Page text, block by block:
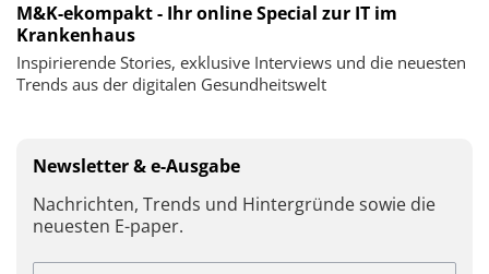
M&K-ekompakt - Ihr online Special zur IT im
Krankenhaus
Inspirierende Stories, exklusive Interviews und die neuesten
Trends aus der digitalen Gesundheitswelt
Newsletter & e-Ausgabe
Nachrichten, Trends und Hintergründe sowie die
neuesten E-paper.